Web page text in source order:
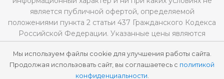
Мы используем файлы cookie для улучшения работы сайта.
Продолжая использовать сайт, вы соглашаетесь с политикой
конфиденциальности.
является публичной офертой, определяемой
положениями пункта 2 статьи 437 Гражданского Кодекса
Российской Федерации. Указанные цены являются
действительных цен.